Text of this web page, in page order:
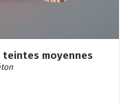
teintes moyennes